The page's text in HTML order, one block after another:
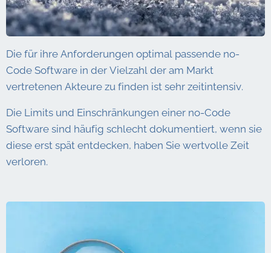
Die für ihre Anforderungen optimal passende no-
Code Software in der Vielzahl der am Markt
vertretenen Akteure zu finden ist sehr zeitintensiv.
Die Limits und Einschränkungen einer no-Code
Software sind häufig schlecht dokumentiert, wenn sie
diese erst spät entdecken, haben Sie wertvolle Zeit
verloren.